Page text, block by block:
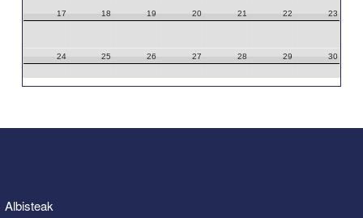
17 18 19 20 21 22 23
24 25 26 27 28 29 30
Albisteak